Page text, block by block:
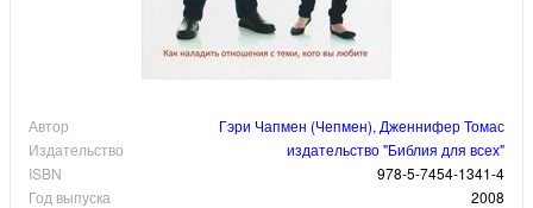
Автор
Гэри Чапмен (Чепмен), Дженнифер Томас
Издательство
издательство "Библия для всех"
ISBN
978-5-7454-1341-4
Год выпуска
2008